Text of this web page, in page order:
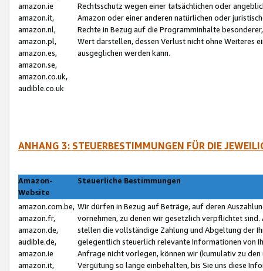
amazon.ie
amazon.it,
amazon.nl,
amazon.pl,
amazon.es,
amazon.se,
amazon.co.uk,
audible.co.uk
Rechtsschutz wegen einer tatsächlichen oder
Amazon oder einer anderen natürlichen oder
Rechte in Bezug auf die Programminhalte
Wert darstellen, dessen Verlust nicht ohne Weiteres
ausgeglichen werden kann.
ANHANG 3: STEUERBESTIMMUNGEN FÜR DIE
Amazon-
Website
Steuerliche Bestimmungen
amazon.com.be,
amazon.fr,
amazon.de,
audible.de,
amazon.ie
amazon.it,
Wir dürfen in Bezug auf Beträge, auf deren
vornehmen, zu denen wir gesetzlich verpflichtet
stellen die vollständige Zahlung und Abgeltung der
gelegentlich steuerlich relevante Informationen von
Anfrage nicht vorlegen, können wir (kumulativ zu
Vergütung so lange einbehalten, bis Sie uns diese